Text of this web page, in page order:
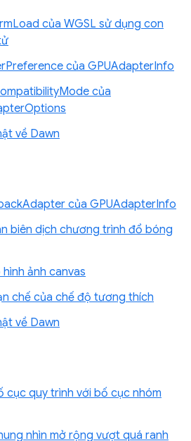
của WGSL sử dụng con
của GPUAdapterInfo
của
về Dawn
của GPUAdapterInfo
biên dịch chương trình đổ bóng
ảnh canvas
chế của chế độ tương thích
về Dawn
cục quy trình với bố cục nhóm
nhìn mở rộng vượt quá ranh